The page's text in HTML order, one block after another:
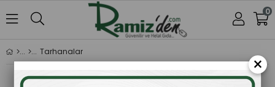
0
Tarhanalar
×